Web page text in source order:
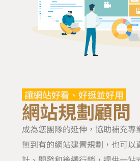
讓網站好看、好逛並好用
網站規劃顧問
成為您團隊的延伸，協助補充專
無到有的網站建置規劃，也可以